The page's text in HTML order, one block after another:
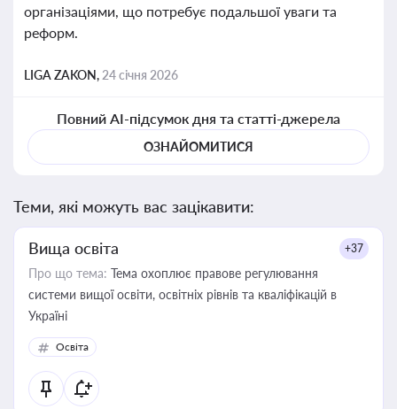
організаціями, що потребує подальшої уваги та
реформ.
LIGA ZAKON, 24 січня 2026
Повний AI-підсумок дня та статті-джерела
ОЗНАЙОМИТИСЯ
Теми, які можуть вас зацікавити:
Вища освіта +37
Про що тема: Тема охоплює правове регулювання
системи вищої освіти, освітніх рівнів та кваліфікацій в
Україні
Освіта